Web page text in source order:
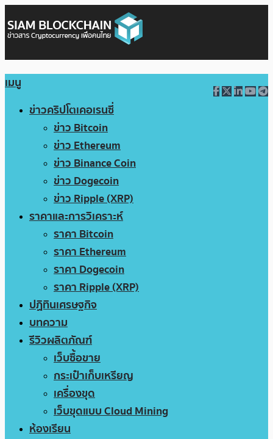
เมนู
ข่าวคริปโตเคอเรนซี่
ข่าว Bitcoin
ข่าว Ethereum
ข่าว Binance Coin
ข่าว Dogecoin
ข่าว Ripple (XRP)
ราคาและการวิเคราะห์
ราคา Bitcoin
ราคา Ethereum
ราคา Dogecoin
ราคา Ripple (XRP)
ปฏิทินเศรษฐกิจ
บทความ
รีวิวผลิตภัณฑ์
เว็บซื้อขาย
กระเป๋าเก็บเหรียญ
เครื่องขุด
เว็บขุดแบบ Cloud Mining
ห้องเรียน